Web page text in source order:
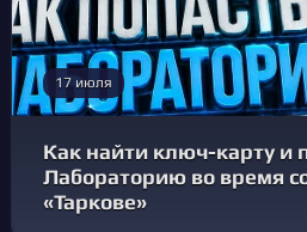
17 июля
Как найти ключ-карту и
Лабораторию во время
«Таркове»